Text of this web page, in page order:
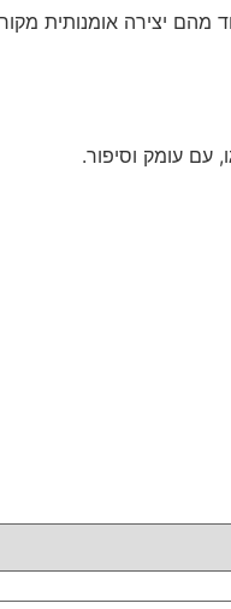
עם עומק וסיפור.